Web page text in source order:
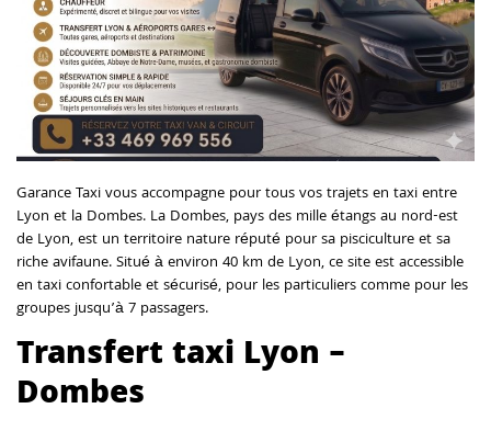
Garance Taxi vous accompagne pour tous vos trajets en taxi entre
Lyon et la Dombes. La Dombes, pays des mille étangs au nord-est
de Lyon, est un territoire nature réputé pour sa pisciculture et sa
riche avifaune. Situé à environ 40 km de Lyon, ce site est accessible
en taxi confortable et sécurisé, pour les particuliers comme pour les
groupes jusqu’à 7 passagers.
Transfert taxi Lyon –
Dombes